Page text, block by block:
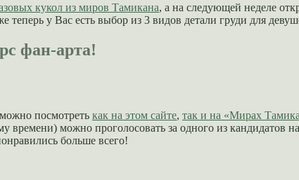
кукол из миров Тамикана, а на следующей неделе
теперь у Вас есть выбор из 3 видов детали груди для
фан-арта!
посмотреть как на этом сайте, так и на «Мирах
можно проголосовать за одного из кандидатов
больше всего!